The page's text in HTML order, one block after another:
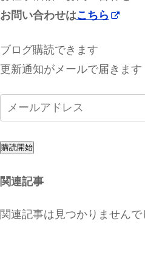
お問い合わせはこちら
ブログ購読できます
更新通知がメールで届きます
購読開始
関連記事
関連記事は見つかりませんで